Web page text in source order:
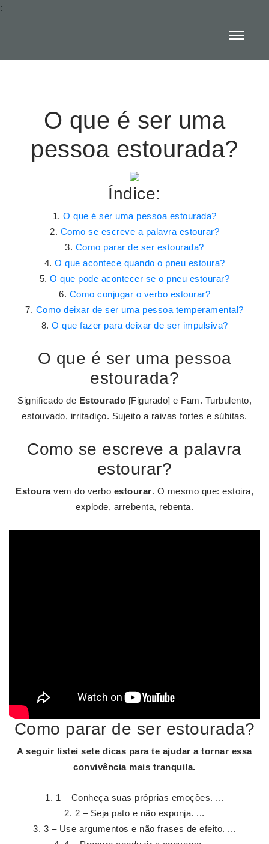
:
O que é ser uma
pessoa estourada?
Índice:
O que é ser uma pessoa estourada?
Como se escreve a palavra estourar?
Como parar de ser estourada?
O que acontece quando o pneu estoura?
O que pode acontecer se o pneu estourar?
Como conjugar o verbo estourar?
Como deixar de ser uma pessoa temperamental?
O que fazer para deixar de ser impulsiva?
O que é ser uma pessoa
estourada?
Significado de Estourado [Figurado] e Fam. Turbulento,
estouvado, irritadiço. Sujeito a raivas fortes e súbitas.
Como se escreve a palavra
estourar?
Estouravem do verbo estourar. O mesmo que: estoira,
explode, arrebenta, rebenta.
Como parar de ser estourada?
A seguir listei sete dicas parate ajudar a tornar essa
convivência mais tranquila.
1 – Conheça suas próprias emoções. ...
2 – Seja pato e não esponja. ...
3 – Use argumentos e não frases de efeito. ...